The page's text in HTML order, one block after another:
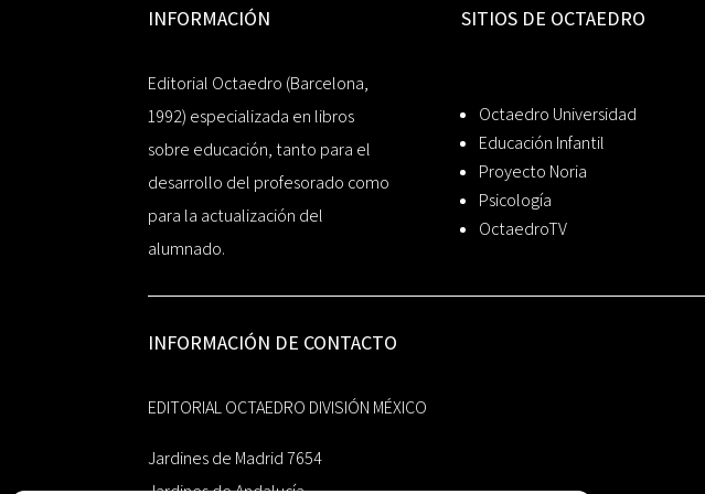
INFORMACIÓN
Editorial Octaedro (Barcelona,
1992) especializada en libros
sobre educación, tanto para el
desarrollo del profesorado como
para la actualización del
alumnado.
SITIOS DE OCTAEDRO
Octaedro Universidad
Educación Infantil
Proyecto Noria
Psicología
OctaedroTV
INFORMACIÓN DE CONTACTO
EDITORIAL OCTAEDRO DIVISIÓN MÉXICO
Jardines de Madrid 7654